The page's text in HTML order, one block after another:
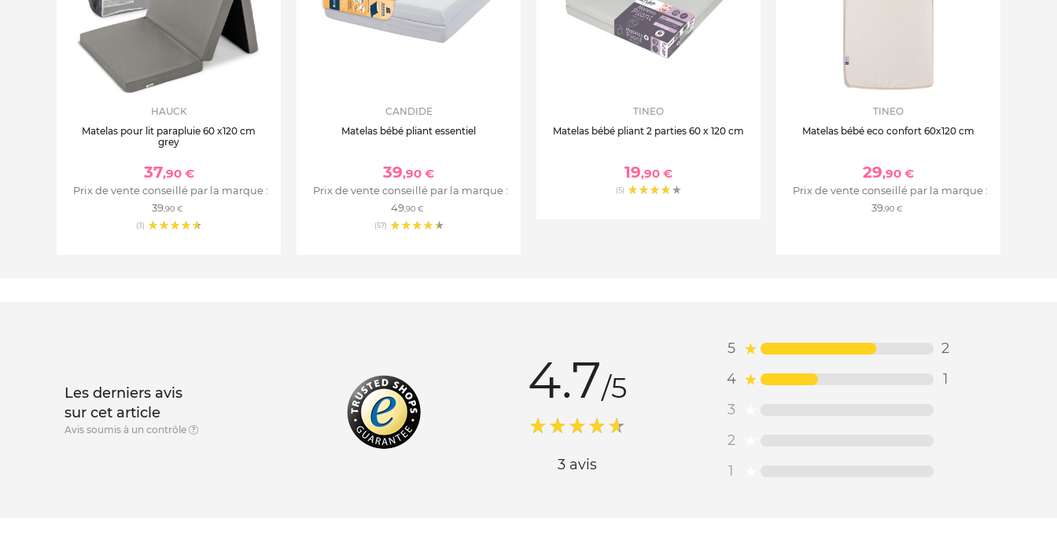
HAUCK
Matelas pour lit parapluie 60 x120 cm
grey
37,90 €
Prix de vente conseillé par la marque :
39,90 €
(3)
CANDIDE
Matelas bébé pliant essentiel
39,90 €
Prix de vente conseillé par la marque :
49,90 €
(57)
TINEO
Matelas bébé pliant 2 parties 60 x 120 cm
19,90 €
(5)
TINEO
Matelas bébé eco confort 60x120 cm
29,90 €
Prix de vente conseillé par la marque :
39,90 €
Les derniers avis
sur cet article
Avis soumis à un contrôle
4.7/5
3 avis
5
2
4
1
3
2
1